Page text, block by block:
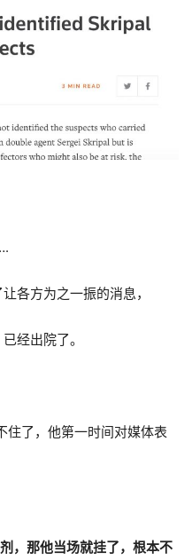
各方为之一振的消息，
经出院了。
住了，他第一时间对媒体表
，那他当场就挂了，根本不